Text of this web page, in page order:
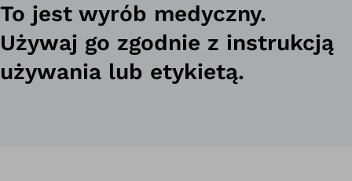
To jest wyrób medyczny.
Używaj go zgodnie z instrukcją
używania lub etykietą.